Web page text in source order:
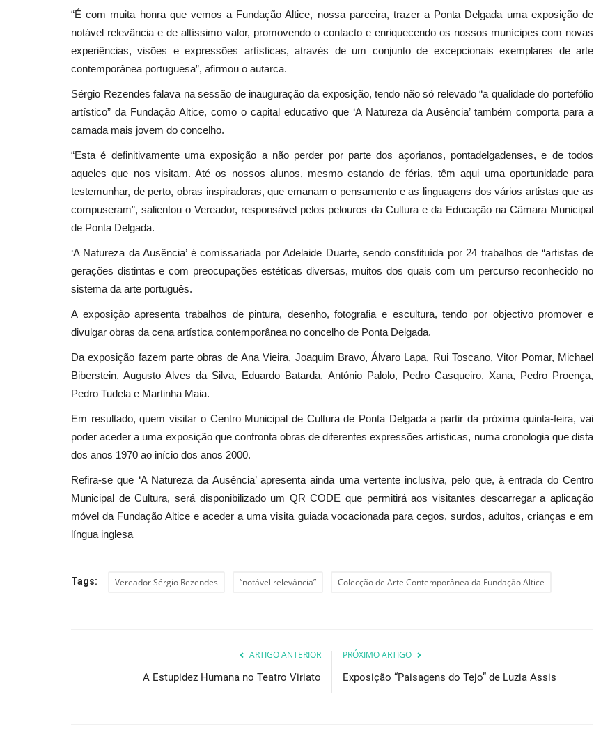
“É com muita honra que vemos a Fundação Altice, nossa parceira, trazer a Ponta Delgada uma exposição de
notável relevância e de altíssimo valor, promovendo o contacto e enriquecendo os nossos munícipes com novas
experiências, visões e expressões artísticas, através de um conjunto de excepcionais exemplares de arte
contemporânea portuguesa”, afirmou o autarca.
Sérgio Rezendes falava na sessão de inauguração da exposição, tendo não só relevado “a qualidade do portefólio
artístico” da Fundação Altice, como o capital educativo que ‘A Natureza da Ausência’ também comporta para a
camada mais jovem do concelho.
“Esta é definitivamente uma exposição a não perder por parte dos açorianos, pontadelgadenses, e de todos
aqueles que nos visitam. Até os nossos alunos, mesmo estando de férias, têm aqui uma oportunidade para
testemunhar, de perto, obras inspiradoras, que emanam o pensamento e as linguagens dos vários artistas que as
compuseram”, salientou o Vereador, responsável pelos pelouros da Cultura e da Educação na Câmara Municipal
de Ponta Delgada.
‘A Natureza da Ausência’ é comissariada por Adelaide Duarte, sendo constituída por 24 trabalhos de “artistas de
gerações distintas e com preocupações estéticas diversas, muitos dos quais com um percurso reconhecido no
sistema da arte português.
A exposição apresenta trabalhos de pintura, desenho, fotografia e escultura, tendo por objectivo promover e
divulgar obras da cena artística contemporânea no concelho de Ponta Delgada.
Da exposição fazem parte obras de Ana Vieira, Joaquim Bravo, Álvaro Lapa, Rui Toscano, Vitor Pomar, Michael
Biberstein, Augusto Alves da Silva, Eduardo Batarda, António Palolo, Pedro Casqueiro, Xana, Pedro Proença,
Pedro Tudela e Martinha Maia.
Em resultado, quem visitar o Centro Municipal de Cultura de Ponta Delgada a partir da próxima quinta-feira, vai
poder aceder a uma exposição que confronta obras de diferentes expressões artísticas, numa cronologia que dista
dos anos 1970 ao início dos anos 2000.
Refira-se que ‘A Natureza da Ausência’ apresenta ainda uma vertente inclusiva, pelo que, à entrada do Centro
Municipal de Cultura, será disponibilizado um QR CODE que permitirá aos visitantes descarregar a aplicação
móvel da Fundação Altice e aceder a uma visita guiada vocacionada para cegos, surdos, adultos, crianças e em
língua inglesa
Tags: Vereador Sérgio Rezendes “notável relevância” Colecção de Arte Contemporânea da Fundação Altice
ARTIGO ANTERIOR
A Estupidez Humana no Teatro Viriato
PRÓXIMO ARTIGO
Exposição “Paisagens do Tejo” de Luzia Assis